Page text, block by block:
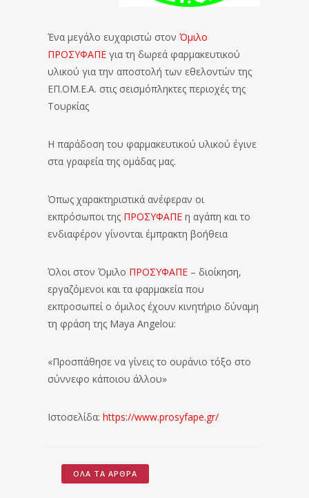
Ένα μεγάλο ευχαριστώ στον Όμιλο
ΠΡΟΣΥΦΑΠΕ για τη δωρεά φαρμακευτικού
υλικού για την αποστολή των εθελοντών της
ΕΠ.ΟΜ.Ε.Α. στις σεισμόπληκτες περιοχές της
Τουρκίας
Η παράδοση του φαρμακευτικού υλικού έγινε
στα γραφεία της ομάδας μας.
Όπως χαρακτηριστικά ανέφεραν οι
εκπρόσωποι της ΠΡΟΣΥΦΑΠΕ η αγάπη και το
ενδιαφέρον γίνονται έμπρακτη βοήθεια
Όλοι στον Όμιλο ΠΡΟΣΥΦΑΠΕ – διοίκηση,
εργαζόμενοι και τα φαρμακεία που
εκπροσωπεί ο όμιλος έχουν κινητήριο δύναμη
τη φράση της Maya Angelou:
«Προσπάθησε να γίνεις το ουράνιο τόξο στο
σύννεφο κάποιου άλλου»
Ιστοσελίδα: https://www.prosyfape.gr/
ΌΛΑ ΤΑ ΆΡΘΡΑ